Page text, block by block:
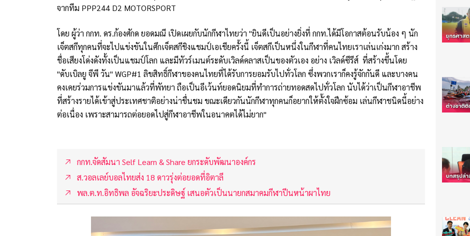
จากทีม PPP244 D2 MOTORSPORT
โดย ผู้ว่า กกท. ดร.ก้องศักด ยอดมณี เปิดเผยกับนักกีฬาไทยว่า "ยินดีเป็นอย่างยิ่งที่ กกท.ได้มีโอกาสต้อนรับน้อง ๆ นัก
เจ็ตสกีทุกคนที่จะไปแข่งขันในศึกเจ็ตสกีชิงแชมป์เอเชียครั้งนี้ เจ็ตสกีเป็นหนึ่งในกีฬาที่คนไทยเราเล่นเก่งมาก สร้าง
ชื่อเสียงโด่งดังทั้งเป็นแชมป์โลก และมีทัวร์เมนต์ระดับเวิลด์คลาสเป็นของตัวเอง อย่าง เวิลด์ซีรีส์ ที่สร้างขึ้นโดย
"ดับเบิลยู จีพี วัน" WGP#1 ลิขสิทธิ์กีฬาของคนไทยที่ได้รับการยอมรับไปทั่วโลก ซึ่งพวกเราก็คงรู้จักกันดี และบางคน
คงเคยร่วมการแข่งขันมาแล้วที่พัทยา ถือเป็นอีเว้นท์ยอดนิยมที่ทำการถ่ายทอดสดไปทั่วโลก นับได้ว่าเป็นกีฬาอาชีพ
ที่สร้างรายได้เข้าสู่ประเทศชาติอย่างน่าชื่นชม ขณะเดียวกันนักกีฬาทุกคนก็อยากให้ตั้งใจฝึกซ้อม เล่นกีฬาชนิดนี้อย่าง
ต่อเนื่อง เพราะสามารถต่อยอดไปสู่กีฬาอาชีพในอนาคตได้ไม่ยาก"
กกท.จัดสัมนา Self Learn & Share ยกระดับพัฒนาองค์กร
ส.วอลเลย์บอลไทยส่ง 18 ดาวรุ่งต่อยอดที่อิตาลี
พล.ต.ท.อิทธิพล อัจฉริยะประดิษฐ์ เสนอตัวเป็นนายกสมาคมกีฬาปีนหน้าผาไทย